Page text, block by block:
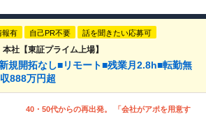
報有 自己PR不要 話を聞きたい応募可
社【東証プライム上場】
規開拓なし■リモート■残業月2.8h■転勤無
888万円超
40・50代からの再出発。 「会社がアポを用意す